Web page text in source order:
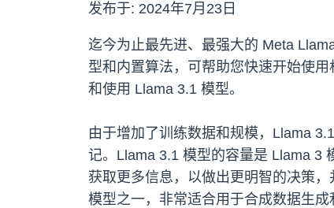
发布于: 2024年7月23日
迄今为止最先进、最强大的 Meta
型和内置算法，可帮助您快速开始使
和使用 Llama 3.1 模型。
由于增加了训练数据和规模，Llama
记。Llama 3.1 模型的容量是 Llama 3
获取更多信息，以做出更明智的决策
模型之一，非常适合用于合成数据生